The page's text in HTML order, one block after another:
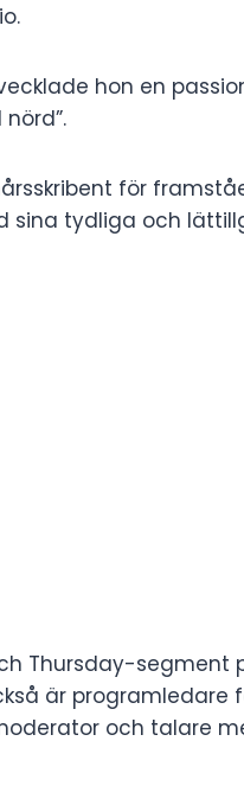
hon en
för
tydliga och
Thursday-segment
är programledare
och talare